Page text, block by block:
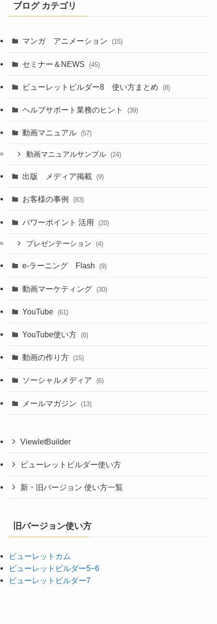
ブログ カテゴリ
マンガ アニメーション (15)
セミナー＆NEWS (45)
ビューレットビルダー8 使い方まとめ (8)
ヘルプサポート業務のヒント (39)
動画マニュアル (57)
動画マニュアルサンプル (24)
出版 メディア掲載 (9)
お客様の事例 (83)
パワーポイント 活用 (20)
プレゼンテーション (4)
e-ラーニング Flash (9)
動画マーケティング (30)
YouTube (61)
YouTube使い方 (6)
動画の作り方 (15)
ソーシャルメディア (6)
メールマガジン (13)
ViewletBuilder
ビューレットビルダー使い方
新・旧バージョン 使い方一覧
旧バージョン使い方
ビューレットカム
ビューレットビルダー5−6
ビューレットビルダー7